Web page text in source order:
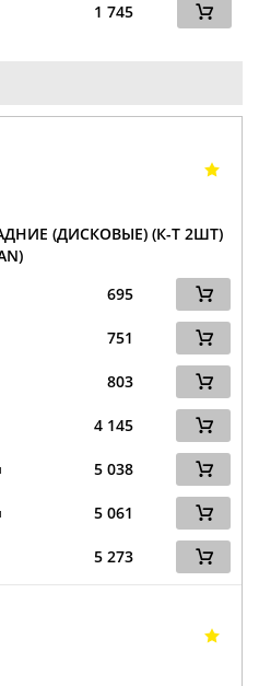
1 745
(ДИСКОВЫЕ) (К-Т 2ШТ)
695
751
803
4 145
5 038
5 061
5 273